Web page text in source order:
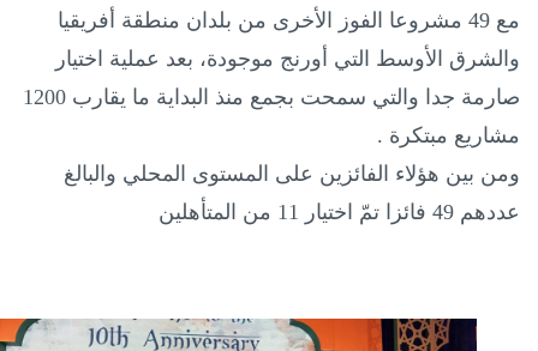
مع 49 مشروعا الفوز الأخرى من بلدان منطقة أفريقيا
والشرق الأوسط التي أورنج موجودة، بعد عملية اختيار
صارمة جدا والتي سمحت بجمع منذ البداية ما يقارب 1200
مشاريع مبتكرة .
ومن بين هؤلاء الفائزين على المستوى المحلي والبالغ
عددهم 49 فائزا تمّ اختيار 11 من المتأهلين